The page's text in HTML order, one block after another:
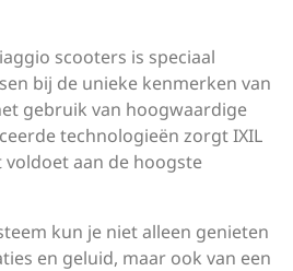
scooters is speciaal
bij de unieke kenmerken van
gebruik van hoogwaardige
technologieën zorgt IXIL
aan de hoogste
kun je niet alleen genieten
en geluid, maar ook van een